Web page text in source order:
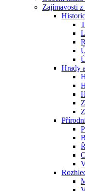
Zajímavosti
Hrady